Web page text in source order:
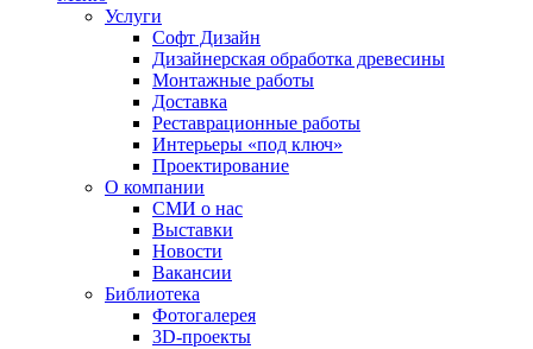
Услуги
Софт Дизайн
Дизайнерская обработка древесины
Монтажные работы
Доставка
Реставрационные работы
Интерьеры «под ключ»
Проектирование
О компании
СМИ о нас
Выставки
Новости
Вакансии
Библиотека
Фотогалерея
3D-проекты